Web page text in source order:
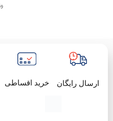
سیستم
ارسال رایگان خرید اقساطی